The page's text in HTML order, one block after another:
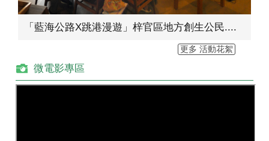
「藍海公路X跳港漫遊」梓官區地方創生公民....
更多 活動花絮
微電影專區